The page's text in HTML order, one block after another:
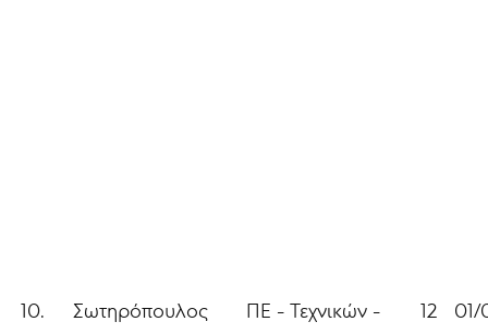
10.
Σωτηρόπουλος
ΠΕ - Τεχνικών -
12
01/